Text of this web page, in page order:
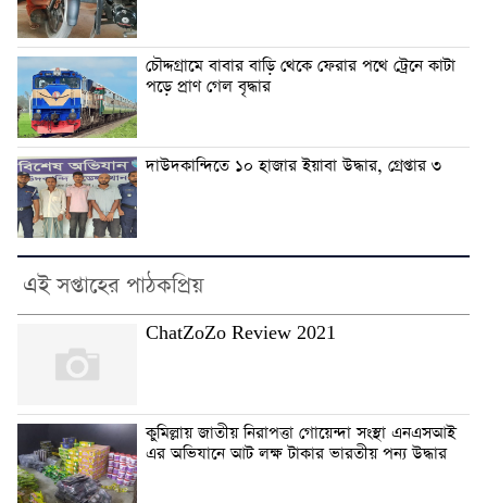
চৌদ্দগ্রামে বাবার বাড়ি থেকে ফেরার পথে ট্রেনে কাটা
পড়ে প্রাণ গেল বৃদ্ধার
দাউদকান্দিতে ১০ হাজার ইয়াবা উদ্ধার, গ্রেপ্তার ৩
এই সপ্তাহের পাঠকপ্রিয়
ChatZoZo Review 2021
কুমিল্লায় জাতীয় নিরাপত্তা গোয়েন্দা সংস্থা এনএসআই
এর অভিযানে আট লক্ষ টাকার ভারতীয় পন্য উদ্ধার